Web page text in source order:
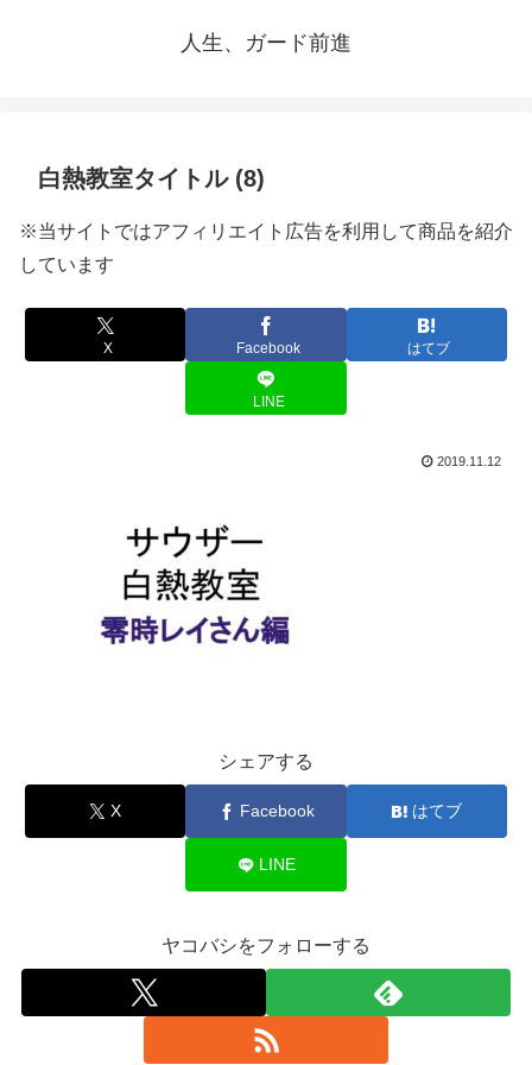
人生、ガード前進
白熱教室タイトル (8)
※当サイトではアフィリエイト広告を利用して商品を紹介
しています
X Facebook はてブ
LINE
2019.11.12
シェアする
X Facebook はてブ
LINE
ヤコバシをフォローする